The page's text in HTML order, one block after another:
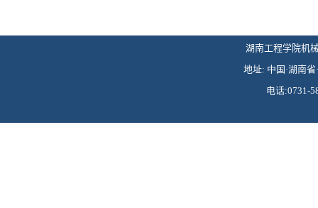
湖南工程学院机
地址: 中国·湖南
电话:0731-